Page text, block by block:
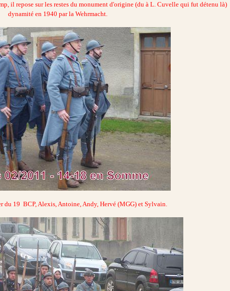
il repose sur les restes du monument d'origine (du à L. Cuvelle qui fut détenu là)
dynamité en 1940 par la Wehrmacht.
du 19 BCP, Alexis, Antoine, Andy, Hervé (MGG) et Sylvain.